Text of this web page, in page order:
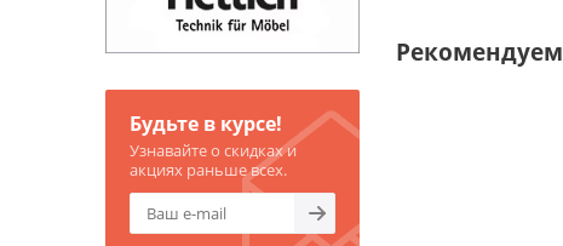
Рекомендуем
Будьте в курсе!
Узнавайте о скидках и
акциях раньше всех.